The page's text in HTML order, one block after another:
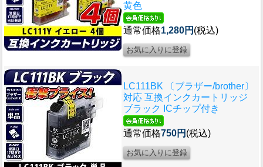
黄色
通常価格1,280円 (税込)
LC111BK 〔ブラザー/brother〕
対応 互換インクカートリッジ
ブラック ICチップ付き
通常価格750円 (税込)